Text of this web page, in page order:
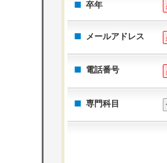
卒年
メールアドレス
電話番号
専門科目